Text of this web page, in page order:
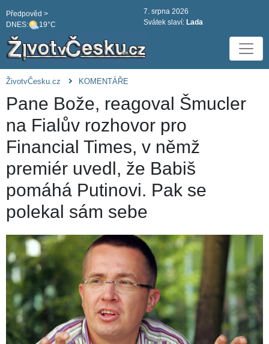
DNES: 19°C
Předpověd >
7. srpna 2026
Svátek slaví: Lada
ŽivotvČesku.cz KOMENTÁŘE
Pane Bože, reagoval Šmucler
na Fialův rozhovor pro
Financial Times, v němž
premiér uvedl, že Babiš
pomáhá Putinovi. Pak se
polekal sám sebe